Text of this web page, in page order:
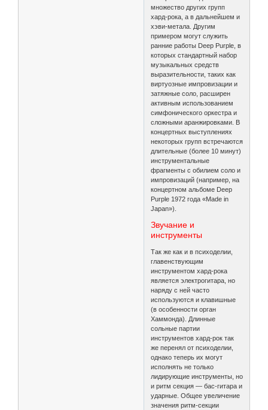
множество других групп
хард-рока, а в дальнейшем и
хэви-метала. Другим
примером могут служить
ранние работы Deep Purple, в
которых стандартный набор
музыкальных средств
выразительности, таких как
виртуозные импровизации и
затяжные соло, расширен
активным использованием
симфонического оркестра и
сложными аранжировками. В
концертных выступлениях
некоторых групп встречаются
длительные (более 10 минут)
инструментальные
фрагменты с обилием соло и
импровизаций (например, на
концертном альбоме Deep
Purple 1972 года «Made in
Japan»).
Звучание и
инструменты
Так же как и в психоделии,
главенствующим
инструментом хард-рока
является электрогитара, но
наряду с ней часто
используются и клавишные
(в особенности орган
Хаммонда). Длинные
сольные партии
инструментов хард-рок так
же перенял от психоделии,
однако теперь их могут
исполнять не только
лидирующие инструменты, но
и ритм секция — бас-гитара и
ударные. Общее увеличение
значения ритм-секции